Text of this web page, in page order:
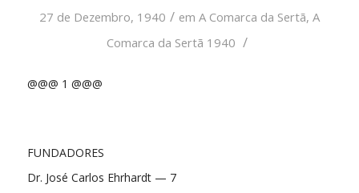
27 de Dezembro, 1940 / em A Comarca da Sertã, A
Comarca da Sertã 1940 /
@@@ 1 @@@
FUNDADORES
Dr. José Carlos Ehrhardt — 7